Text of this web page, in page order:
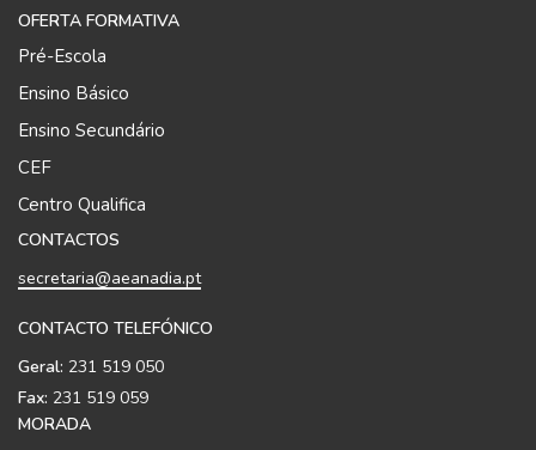
OFERTA FORMATIVA
Pré-Escola
Ensino Básico
Ensino Secundário
CEF
Centro Qualifica
CONTACTOS
secretaria@aeanadia.pt
CONTACTO TELEFÓNICO
Geral: 231 519 050
Fax: 231 519 059
MORADA